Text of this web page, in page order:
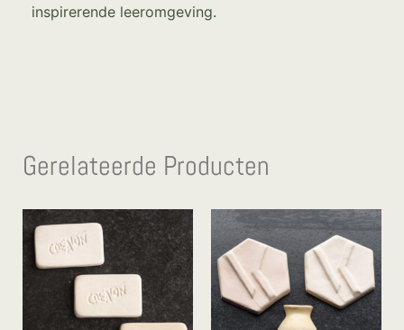
inspirerende leeromgeving.
Gerelateerde Producten